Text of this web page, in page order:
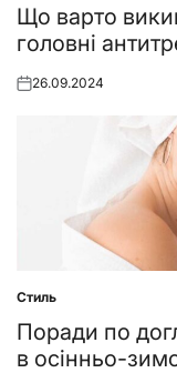
in
Що варто
головні
Posted
26.09.2024
Posted
in
Стиль
Поради по
в осінньо-